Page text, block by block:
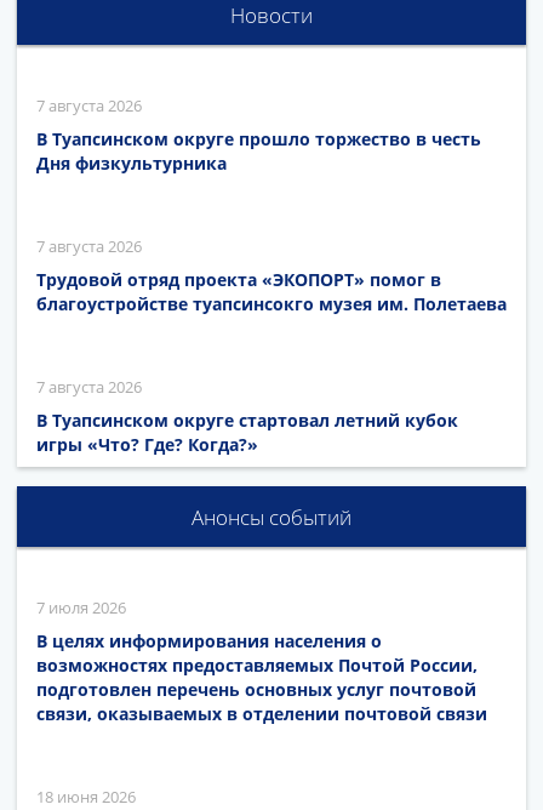
Новости
7 августа 2026
В Туапсинском округе прошло торжество в честь
Дня физкультурника
7 августа 2026
Трудовой отряд проекта «ЭКОПОРТ» помог в
благоустройстве туапсинсокго музея им. Полетаева
7 августа 2026
В Туапсинском округе стартовал летний кубок
игры «Что? Где? Когда?»
Анонсы событий
7 июля 2026
В целях информирования населения о
возможностях предоставляемых Почтой России,
подготовлен перечень основных услуг почтовой
связи, оказываемых в отделении почтовой связи
18 июня 2026